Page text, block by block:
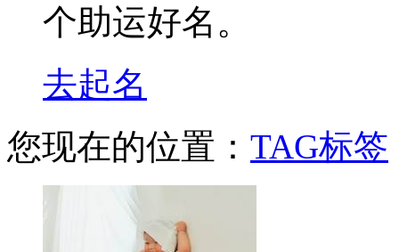
个助运好名。
去起名
您现在的位置： TAG标签